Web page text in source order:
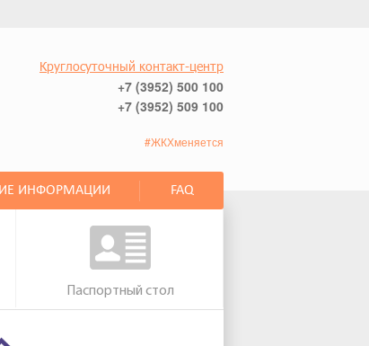
Круглосуточный контакт-центр
+7 (3952) 500 100
+7 (3952) 509 100
#ЖКХменяется
ИНФОРМАЦИИ FAQ
Паспортный стол